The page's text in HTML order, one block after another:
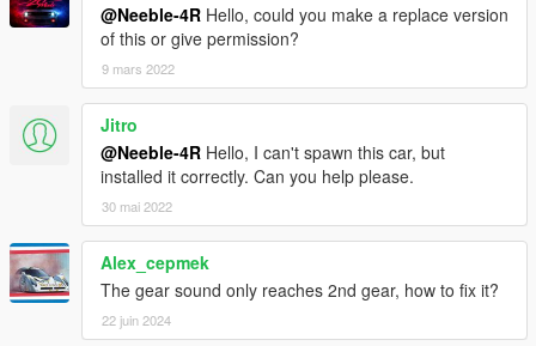
@Neeble-4R Hello, could you make a replace version
of this or give permission?
9 mars 2022
Jitro
@Neeble-4R Hello, I can't spawn this car, but
installed it correctly. Can you help please.
30 mai 2022
Alex_cepmek
The gear sound only reaches 2nd gear, how to fix it?
22 juin 2024